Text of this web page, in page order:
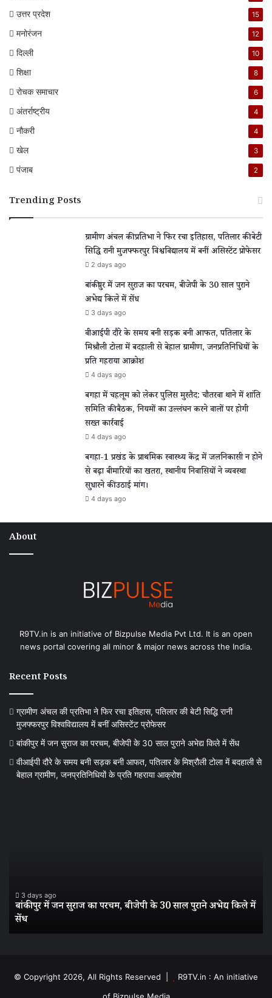
उत्तर प्रदेश 15
मनोरंजन 12
दिल्ली 10
शिक्षा 8
रोचक समाचार 6
अंतर्राष्ट्रीय 4
नौकरी 4
खेल 3
पंजाब 2
Trending Posts
ग्रामीण अंचल की प्रतिभा ने फिर रचा इतिहास, पतिलार की बेटी
सिद्धि रानी मुजफ्फरपुर विश्वविद्यालय में बनीं असिस्टेंट प्रोफेसर
2 days ago
बांकीपुर में जन सुराज का परचम, बीजेपी के 30 साल पुराने
अभेद्य किले में सेंध
3 days ago
वीआईपी दौरे के समय बनी सड़क बनी आफत, पतिलार के
मिश्रौली टोला में बदहाली से बेहाल ग्रामीण, जनप्रतिनिधियों के
प्रति गहराया आक्रोश
4 days ago
बगहा में चहलूम को लेकर पुलिस मुस्तैद: चौतरवा थाने में शांति
समिति की बैठक, नियमों का उल्लंघन करने वालों पर होगी
सख्त कार्रवाई
4 days ago
बगहा-1 प्रखंड के प्राथमिक स्वास्थ्य केंद्र में जलनिकासी न होने
से बढ़ा बीमारियों का खतरा, स्थानीय निवासियों ने व्यवस्था
सुधारने की उठाई मांग।
4 days ago
About
R9TV.in is an initiative of Bizpulse Media Pvt Ltd. It is an open
news portal covering all minor & major news across the India.
Recent Posts
ग्रामीण अंचल की प्रतिभा ने फिर रचा इतिहास, पतिलार की बेटी सिद्धि रानी
मुजफ्फरपुर विश्वविद्यालय में बनीं असिस्टेंट प्रोफेसर
बांकीपुर में जन सुराज का परचम, बीजेपी के 30 साल पुराने अभेद्य किले में सेंध
वीआईपी दौरे के समय बनी सड़क बनी आफत, पतिलार के मिश्रौली टोला में बदहाली से
बेहाल ग्रामीण, जनप्रतिनिधियों के प्रति गहराया आक्रोश
30
साल
पुराने
3 days ago
बांकीपुर में जन सुराज का परचम, बीजेपी के 30 साल पुराने अभेद्य किले में
सेंध
© Copyright 2026, All Rights Reserved |
R9TV.in : An initiative